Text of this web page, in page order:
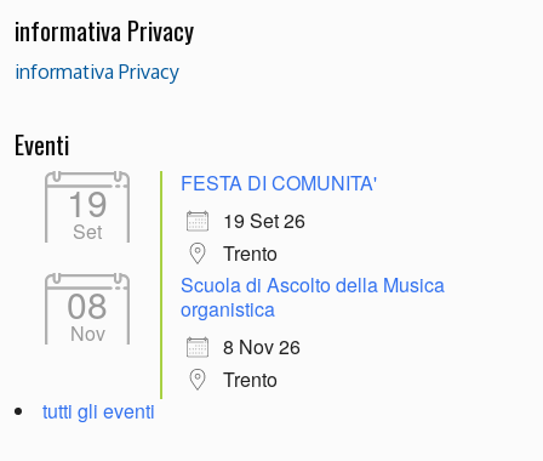
informativa Privacy
informativa Privacy
Eventi
19
Set
FESTA DI COMUNITA'
19 Set 26
Trento
08
Nov
Scuola di Ascolto della Musica
organistica
8 Nov 26
Trento
tutti gli eventi